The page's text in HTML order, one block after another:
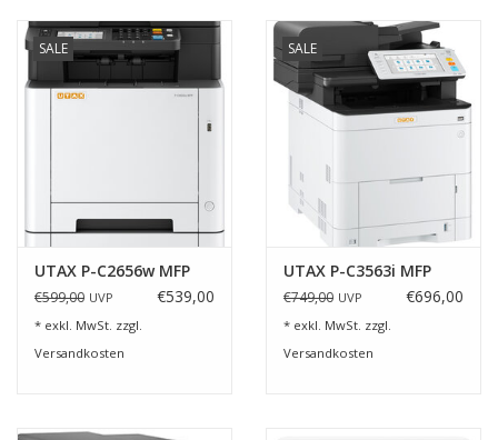
SALE
UTAX P-C2656w MFP
€599,00 UVP €539,00
* exkl. MwSt. zzgl.
Versandkosten
SALE
UTAX P-C3563i MFP
€749,00 UVP €696,00
* exkl. MwSt. zzgl.
Versandkosten